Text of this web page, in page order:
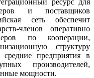
и поставщиков
сеть обеспечит
членов оперативно
по кооперации,
структуру
предприятия в
производителей,
мощности.